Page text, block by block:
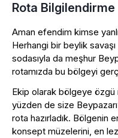
Rota Bilgilendirme
Aman efendim kimse
Herhangi bir beylik
sodasıyla da meşhur
rotamızda bu bölgeyi
Ekip olarak bölgeye özgü
yüzden de size
rota hazırladık. Bölgenin
konsept müzelerini, en